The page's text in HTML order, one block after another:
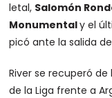
letal, Salomón
Monumentaly el
picó ante la salida de
River se recuperó
de la Liga frente a